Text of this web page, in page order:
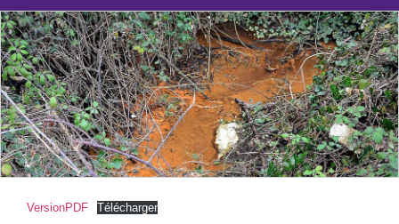
VersionPDF Télécharger